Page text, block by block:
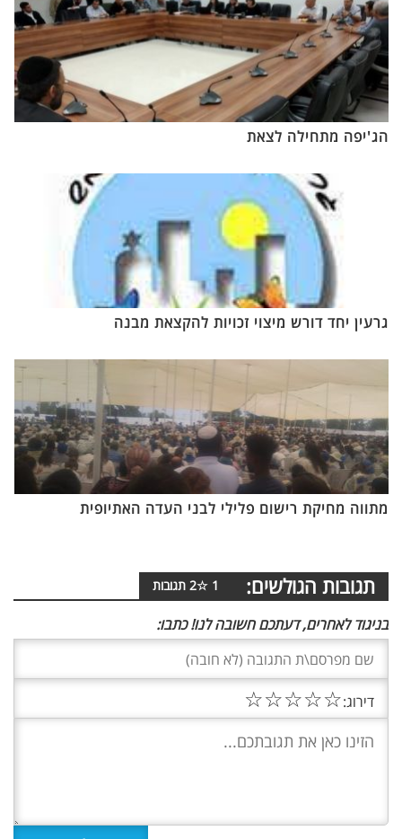
הג'יפה מתחילה לצאת
גרעין יחד דורש מיצוי זכויות להקצאת מבנה
מתווה מחיקת רישום פלילי לבני העדה האתיופית
תגובות הגולשים: 1
☆
2 תגובות
בניגוד לאחרים, דעתכם חשובה לנו! כתבו:
דירוג:☆
☆
☆
☆
☆